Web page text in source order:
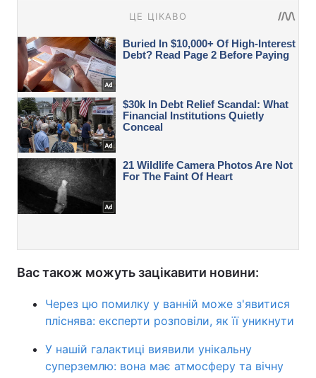
Вас також можуть зацікавити новини:
Через цю помилку у ванній може з'явитися
пліснява: експерти розповіли, як її уникнути
У нашій галактиці виявили унікальну
суперземлю: вона має атмосферу та вічну